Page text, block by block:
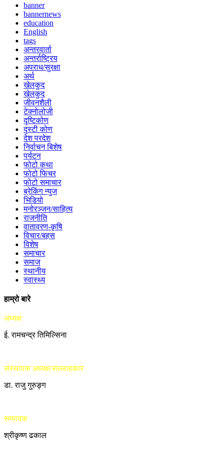
banner
bannernews
education
English
tags
अन्तरवार्ता
अन्तर्राष्ट्रिय
अपराध/सुरक्षा
अर्थ
खेलकुद
खेलकुद
जीवनशैली
टेक्नोलोजी
दृष्टिकोण
दृस्टी कोण
देश परदेश
निर्वाचन बिशेष
पर्यटन
फोटो कथा
फोटो फिचर
फोटो समाचार
ब्रेकिंग न्युज
भिडियो
मनोरञ्जन/साहित्य
राजनीति
वातावरण-कृषि
विचार/बहस
विशेष
समाचार
समाज
स्थानीय
स्वास्थ्य
हाम्रो बारे
अध्यक्ष
ई. रामचन्द्र तिमिल्सिना
संस्थापक अध्यक्ष/सल्लाहकार
डा. राजु गुरुङ्ग
सम्पादक
श्रीकृष्ण ढकाल